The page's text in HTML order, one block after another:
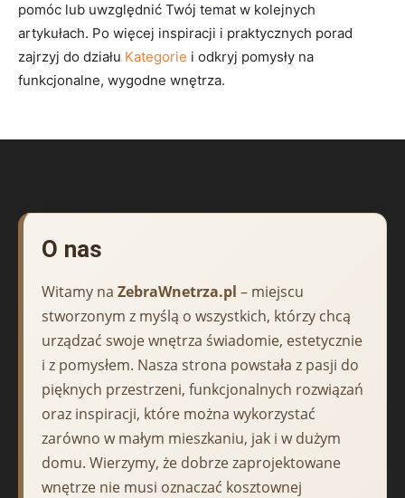
pomóc lub uwzględnić Twój temat w kolejnych
artykułach. Po więcej inspiracji i praktycznych porad
zajrzyj do działu Kategorie i odkryj pomysły na
funkcjonalne, wygodne wnętrza.
O nas
Witamy na ZebraWnetrza.pl – miejscu
stworzonym z myślą o wszystkich, którzy chcą
urządzać swoje wnętrza świadomie, estetycznie
i z pomysłem. Nasza strona powstała z pasji do
pięknych przestrzeni, funkcjonalnych rozwiązań
oraz inspiracji, które można wykorzystać
zarówno w małym mieszkaniu, jak i w dużym
domu. Wierzymy, że dobrze zaprojektowane
wnętrze nie musi oznaczać kosztownej